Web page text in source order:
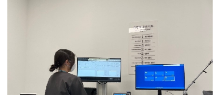
신분으로만 할 수 있는 다양한 경험을 해보고 싶었기
때문입니다. 선후배가 아닌 목표를 향해 함께 나아가는
사회 초년생으로서, 동료로서 이야기하고 싶습니다.
학생회장, 대외활동, 학업, 자격증 공부를 병행하며 정말
힘들었던 시간도 많았습니다. 대학시절 도전의 개념과
따라오는 성취에 대한 보상을 처음 느꼈습니다. 시간이
도전하게 되었습니다. 그 결과 8개의 자격증 중 4개를 대학
생활을 하면서 취득하게 되었고, 이력서를 작성하는
과정에서도 많은 도움이 되었습니다.티웨이항공은 서류에
합격하고 난 이후에는 총 세 번의 면접을 진행하게 되는데,
그 기간 동안 본부동에 있는 강의실을 매일 빌리면서 면접
준비를 했습니다. 스터디를 통해 교수님께 피드백을
현대백화점에 아프리카안경원을 개업하여 운영할 수
있었습니다. 또 동시에 백석대학교 대학원 안경광학과에
진학하여 학업과 안경사 경험을 동시에 쌓을 수
있었습니다.​모교 대학원에 진학하여 학부 때부터 저를
지도해 주신 교수님들과 함께 학업을 계속하여 더
효과적으로 학업을 병행할 수 있었고, 무엇보다